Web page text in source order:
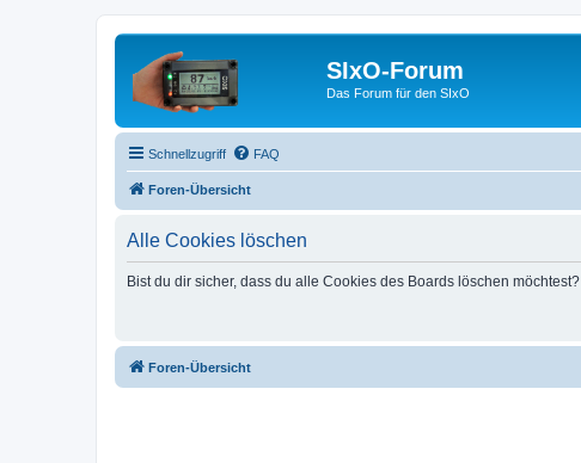
SIxO-Forum
Das Forum für den SIxO
Schnellzugriff FAQ
Foren-Übersicht
Alle Cookies löschen
Bist du dir sicher, dass du alle Cookies des Boards löschen möchtest?
Foren-Übersicht